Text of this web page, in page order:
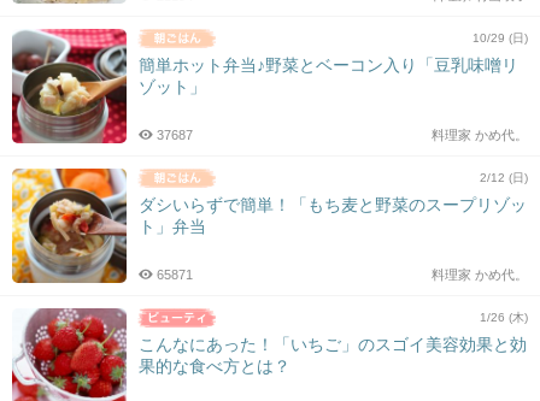
10/29 (日)
簡単ホット弁当♪野菜とベーコン入り「豆乳味噌リ
ゾット」
料理家 かめ代。
37687
2/12 (日)
ダシいらずで簡単！「もち麦と野菜のスープリゾッ
ト」弁当
料理家 かめ代。
65871
1/26 (木)
こんなにあった！「いちご」のスゴイ美容効果と効
果的な食べ方とは？